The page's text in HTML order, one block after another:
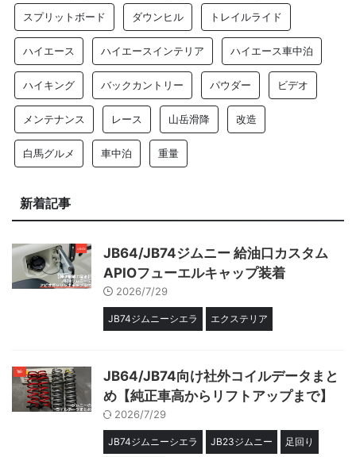
スプリットボード ダウンヒル トレイルライド
ハイエース ハイエースインテリア ハイエース車中泊
ハイキング バックカントリー パウダー ビデオ
メンテナンス レース 山岳滑降 改造
白馬グルメ 車中泊 重量
新着記事
JB64/JB74ジムニー 給油口カスタム
APIOフューエルキャップ装着
2026/7/29
JB74ジムニーシエラ エクステリア
JB64/JB74向け社外コイルデータまと
め【純正車高からリフトアップまで】
2026/7/29
JB74ジムニーシエラ JB23ジムニー 足回り